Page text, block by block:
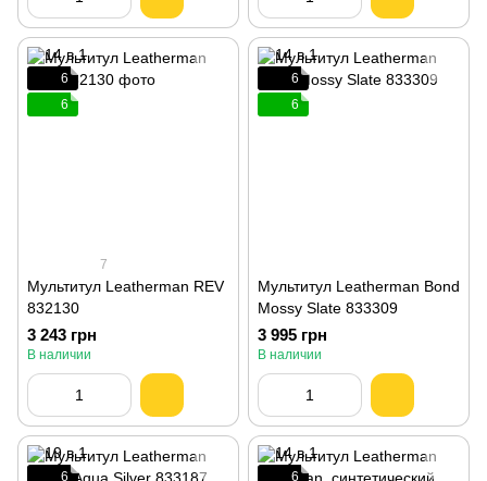
6
6
7
Мультитул Leatherman REV
832130
3 243 грн
В наличии
6
6
Мультитул Leatherman Bond
Mossy Slate 833309
3 995 грн
В наличии
6
6